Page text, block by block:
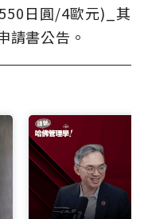
日圓/4歐元)_其
請書公告。